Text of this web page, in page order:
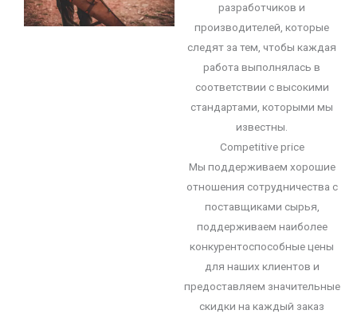
разработчиков и
производителей, которые
следят за тем, чтобы каждая
работа выполнялась в
соответствии с высокими
стандартами, которыми мы
известны.
Competitive price
Мы поддерживаем хорошие
отношения сотрудничества с
поставщиками сырья,
поддерживаем наиболее
конкурентоспособные цены
для наших клиентов и
предоставляем значительные
скидки на каждый заказ